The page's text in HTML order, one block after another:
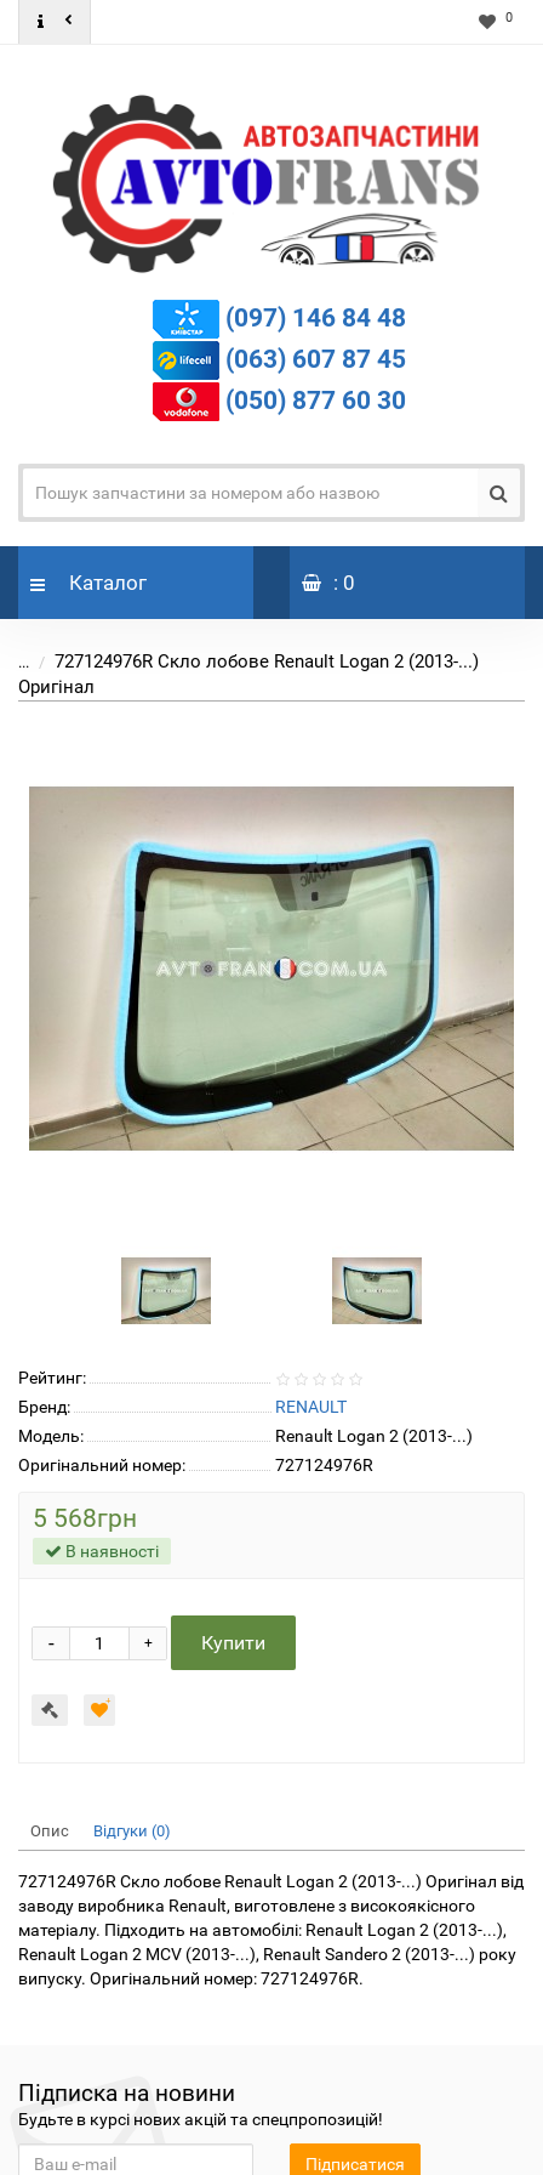
0
(097) 146 84 48
(063) 607 87 45
(050) 877 60 30
Каталог : 0
...
727124976R Скло лобове Renault Logan 2 (2013-...)
Оригінал
Рейтинг:
Бренд:
RENAULT
Модель:
Renault Logan 2 (2013-...)
Оригінальний номер:
727124976R
5 568грн
В наявності
+
- Купити
Опис Відгуки (0)
727124976R Скло лобове Renault Logan 2 (2013-...) Оригінал від
заводу виробника Renault, виготовлене з високоякісного
матеріалу. Підходить на автомобілі: Renault Logan 2 (2013-...),
Renault Logan 2 MCV (2013-...), Renault Sandero 2 (2013-...) року
випуску. Оригінальний номер: 727124976R.
Підписка на новини
Будьте в курсі нових акцій та спецпропозицій!
Підписатися